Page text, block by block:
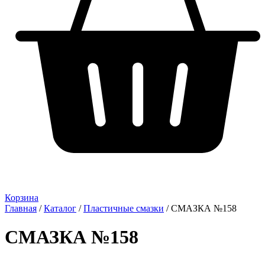
Корзина
Главная /Каталог /Пластичные смазки / СМАЗКА №158
СМАЗКА №158